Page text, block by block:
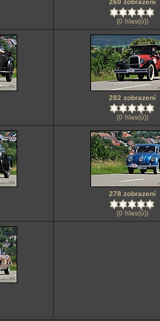
260 zobrazení
(0 hlas(ů))
282 zobrazení
(0 hlas(ů))
278 zobrazení
(0 hlas(ů))